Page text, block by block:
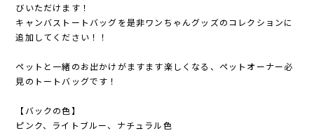
びいただけます！
キャンバストートバッグを是非ワンちゃんグッズのコレクションに
追加してください！！
ペットと一緒のお出かけがますます楽しくなる、ペットオーナー必
見のトートバッグです！
【バックの色】
ピンク、ライトブルー、ナチュラル色